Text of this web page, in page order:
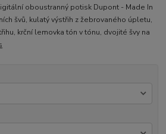
oboustranný potisk Dupont - Made In
švů, kulatý výstřih z žebrovaného úpletu,
krční lemovka tón v tónu, dvojité švy na